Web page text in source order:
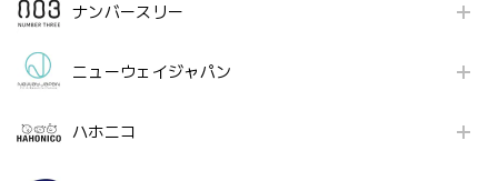
ナンバースリー
ニューウェイジャパン
ハホニコ